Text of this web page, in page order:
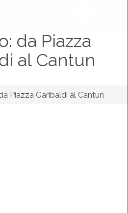
da Piazza
al Cantun
Piazza Garibaldi al Cantun